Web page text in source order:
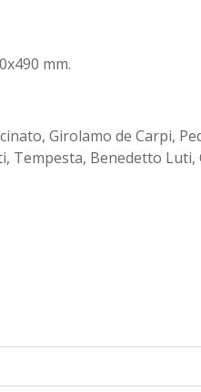
mm.
Girolamo de Carpi,
Benedetto Luti,